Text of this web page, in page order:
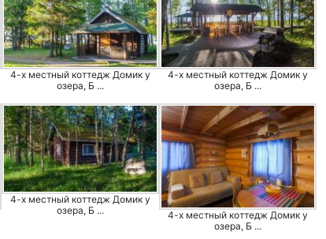
4-х местный коттедж Домик у
озера, Б ...
4-х местный коттедж Домик у
озера, Б ...
4-х местный коттедж Домик у
озера, Б ...
4-х местный коттедж Домик у
озера, Б ...